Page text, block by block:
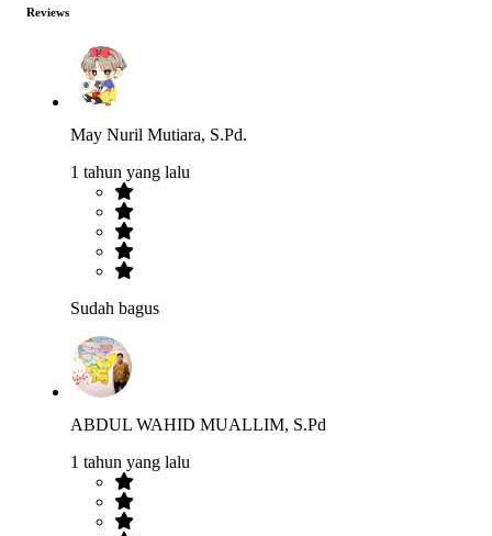
Reviews
May Nuril Mutiara, S.Pd.
1 tahun yang lalu
Sudah bagus
ABDUL WAHID MUALLIM, S.Pd
1 tahun yang lalu